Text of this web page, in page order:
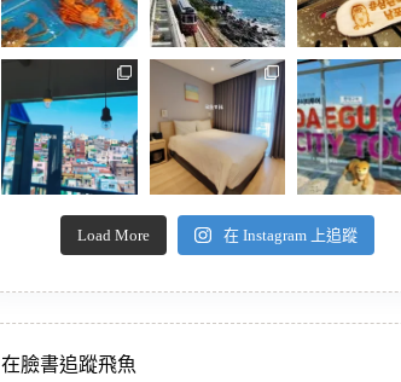
Load More 在 Instagram 上追蹤
在臉書追蹤飛魚